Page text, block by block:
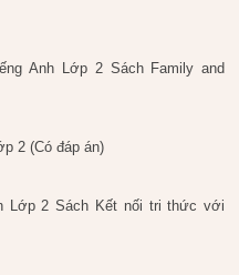
Anh Lớp 2 Sách Family and
2 (Có đáp án)
Lớp 2 Sách Kết nối tri thức với